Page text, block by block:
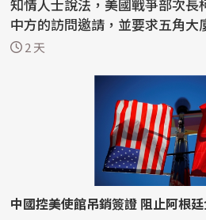
知情人士說法，美國戰爭部次長
中方的訪問邀請，並要求五角大
會...2 天
中國控美使館吊銷簽證 阻止阿根